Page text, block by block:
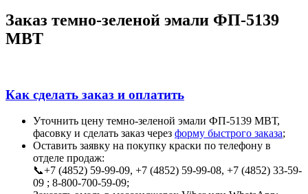
Заказ темно-зеленой эмали ФП-5139
МВТ
Как сделать заказ и оплатить
Уточнить цену темно-зеленой эмали ФП-5139 МВТ,
фасовку и сделать заказ через форму быстрого заказа;
Оставить заявку на покупку краски по телефону в
отделе продаж:
📞+7 (4852) 59-99-09, +7 (4852) 59-99-08, +7 (4852) 33-59-
09 ; 8-800-700-59-09;